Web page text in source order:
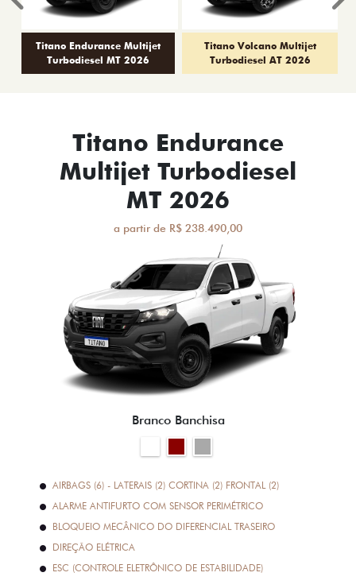
Titano Endurance Multijet
Turbodiesel MT 2026
Titano Volcano Multijet
Turbodiesel AT 2026
Anterior
Titano Endurance
Multijet Turbodiesel
MT 2026
a partir de R$ 238.490,00
Branco Banchisa
AIRBAGS (6) - LATERAIS (2) CORTINA (2) FRONTAL (2)
ALARME ANTIFURTO COM SENSOR PERIMÉTRICO
BLOQUEIO MECÂNICO DO DIFERENCIAL TRASEIRO
DIREÇÃO ELÉTRICA
ESC (CONTROLE ELETRÔNICO DE ESTABILIDADE)